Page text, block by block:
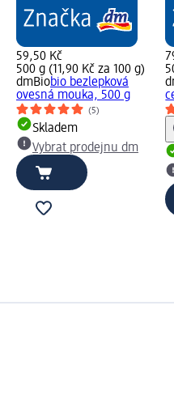
59,50 Kč
500 g (11,90 Kč za 100 g)
dmBiobio bezlepková
ovesná mouka, 500 g
(5)
Skladem
Vybrat prodejnu dm